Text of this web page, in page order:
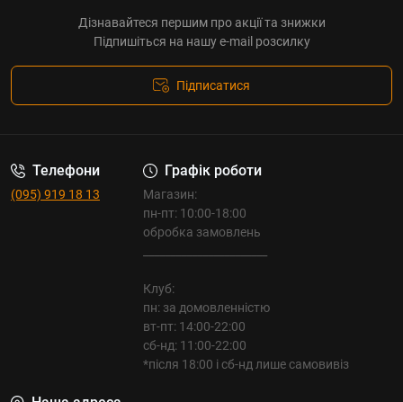
Дізнавайтеся першим про акції та знижки
Підпишіться на нашу e-mail розсилку
Підписатися
Телефони
(095) 919 18 13
Графік роботи
Магазин:
пн-пт: 10:00-18:00
обробка замовлень
Клуб:
пн: за домовленністю
вт-пт: 14:00-22:00
сб-нд: 11:00-22:00
*після 18:00 і сб-нд лише самовивіз